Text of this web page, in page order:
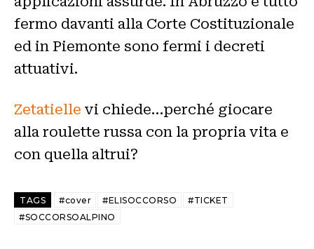
fermo davanti alla Corte Costituzionale
ed in Piemonte sono fermi i decreti
attuativi.
Zetatielle vi chiede…perché giocare
alla roulette russa con la propria vita e
con quella altrui?
TAGS #cover #ELISOCCORSO
#TICKET
#SOCCORSOALPINO